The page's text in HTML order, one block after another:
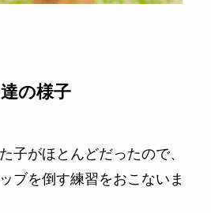
の様子
子がほとんどだったので、
ブを倒す練習をおこないま